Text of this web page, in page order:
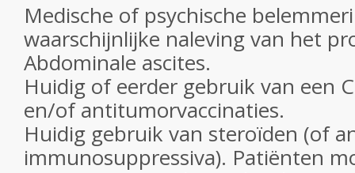
Medische of psychische
waarschijnlijke naleving van het
Abdominale ascites.
Huidig ​​of eerder gebruik van een
en/of antitumorvaccinaties.
Huidig ​​gebruik van steroïden (of
immunosuppressiva). Patiënten